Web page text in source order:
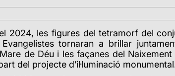
2024, les figures del tetramorf del
tornaran a brillar
de Déu i les façanes del Naixement
del projecte d’il·luminació